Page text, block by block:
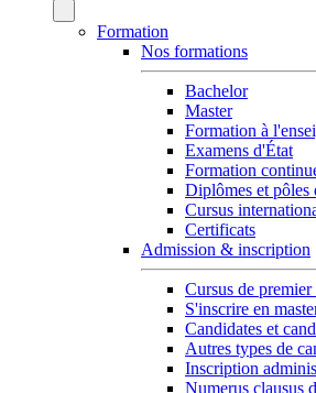
Formation
Nos formations
Bachelor
Master
Formation à
Examens d'État
Formation
Diplômes et pôles
Cursus
Certificats
Admission & inscription
Cursus de
S'inscrire en
Candidates et
Autres types de
Inscription
Numerus clausus